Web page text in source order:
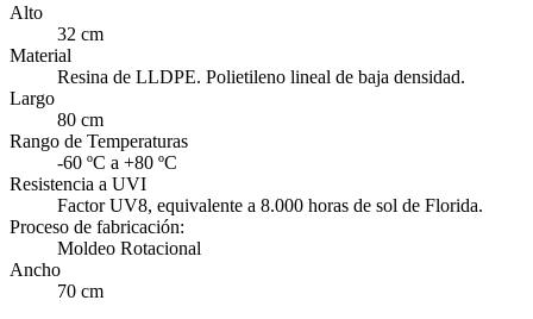
Alto
32 cm
Material
Resina de LLDPE. Polietileno lineal de baja densidad.
Largo
80 cm
Rango de Temperaturas
-60 ºC a +80 ºC
Resistencia a UVI
Factor UV8, equivalente a 8.000 horas de sol de Florida.
Proceso de fabricación:
Moldeo Rotacional
Ancho
70 cm